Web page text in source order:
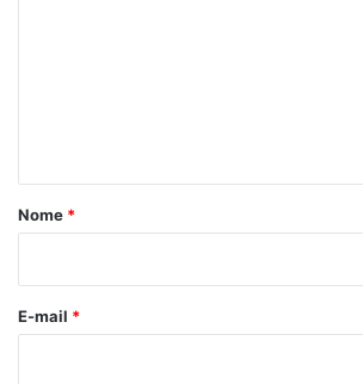
r
*
Nome *
E-mail *